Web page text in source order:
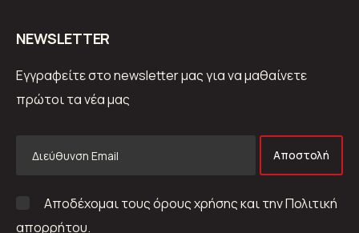
ΝEWSLETTER
Εγγραφείτε στο newsletter μας για να μαθαίνετε
πρώτοι τα νέα μας
Αποστολή
Αποδέχομαι τους όρους χρήσης και την Πολιτική
απορρήτου.